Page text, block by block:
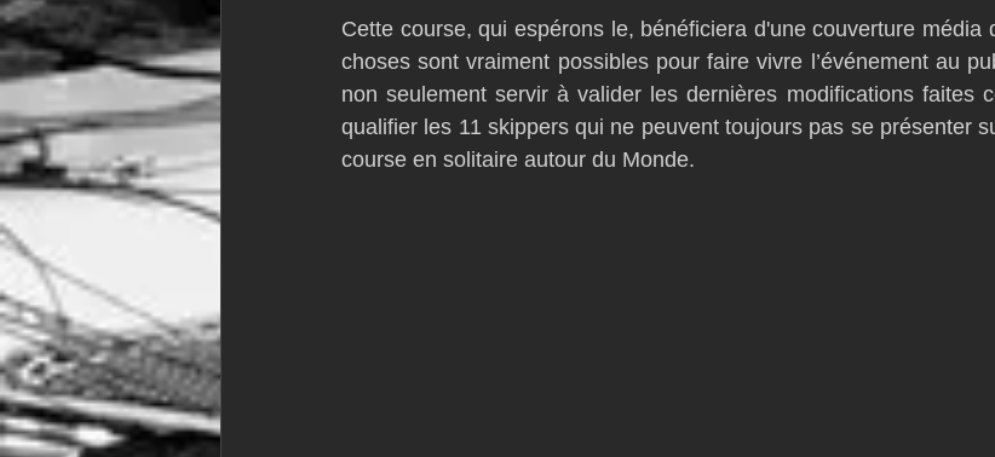
Cette course, qui espérons le, bénéficiera d'une couverture média
choses sont vraiment possibles pour faire vivre l’événement au
non seulement servir à valider les dernières modifications faites
qualifier les 11 skippers qui ne peuvent toujours pas se présenter
course en solitaire autour du Monde.